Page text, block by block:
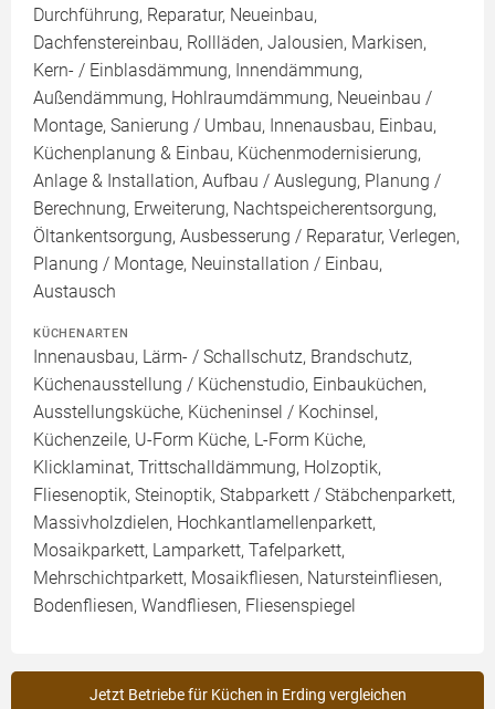
Durchführung, Reparatur, Neueinbau,
Dachfenstereinbau, Rollläden, Jalousien, Markisen,
Kern- / Einblasdämmung, Innendämmung,
Außendämmung, Hohlraumdämmung, Neueinbau /
Montage, Sanierung / Umbau, Innenausbau, Einbau,
Küchenplanung & Einbau, Küchenmodernisierung,
Anlage & Installation, Aufbau / Auslegung, Planung /
Berechnung, Erweiterung, Nachtspeicherentsorgung,
Öltankentsorgung, Ausbesserung / Reparatur, Verlegen,
Planung / Montage, Neuinstallation / Einbau,
Austausch
KÜCHENARTEN
Innenausbau, Lärm- / Schallschutz, Brandschutz,
Küchenausstellung / Küchenstudio, Einbauküchen,
Ausstellungsküche, Kücheninsel / Kochinsel,
Küchenzeile, U-Form Küche, L-Form Küche,
Klicklaminat, Trittschalldämmung, Holzoptik,
Fliesenoptik, Steinoptik, Stabparkett / Stäbchenparkett,
Massivholzdielen, Hochkantlamellenparkett,
Mosaikparkett, Lamparkett, Tafelparkett,
Mehrschichtparkett, Mosaikfliesen, Natursteinfliesen,
Bodenfliesen, Wandfliesen, Fliesenspiegel
Jetzt Betriebe für Küchen in Erding vergleichen